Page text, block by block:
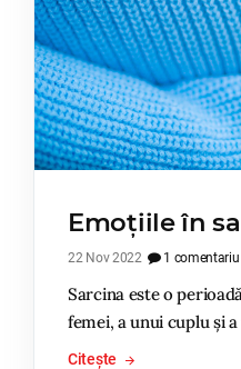
Emoțiile în
22 Nov 2022 1 comentariu
Sarcina este o
femei, a unui cuplu și
Citește